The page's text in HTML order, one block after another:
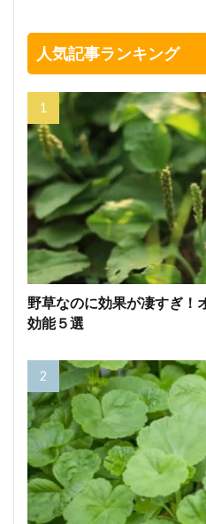
人気記事ランキング
野草なのに効果が凄すぎ！
効能５選